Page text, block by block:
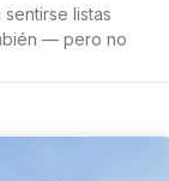
listas
— pero no